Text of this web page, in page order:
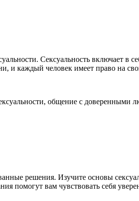
уальности. Сексуальность включает в
и каждый человек имеет право на
уальности, общение с доверенными
решения. Изучите основы секс
вам чувствовать себя